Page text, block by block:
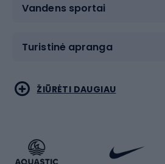
Vandens sportai
Turistinė apranga
Bėgimas
Koviniai sportai
ŽIŪRĖTI DAUGIAU